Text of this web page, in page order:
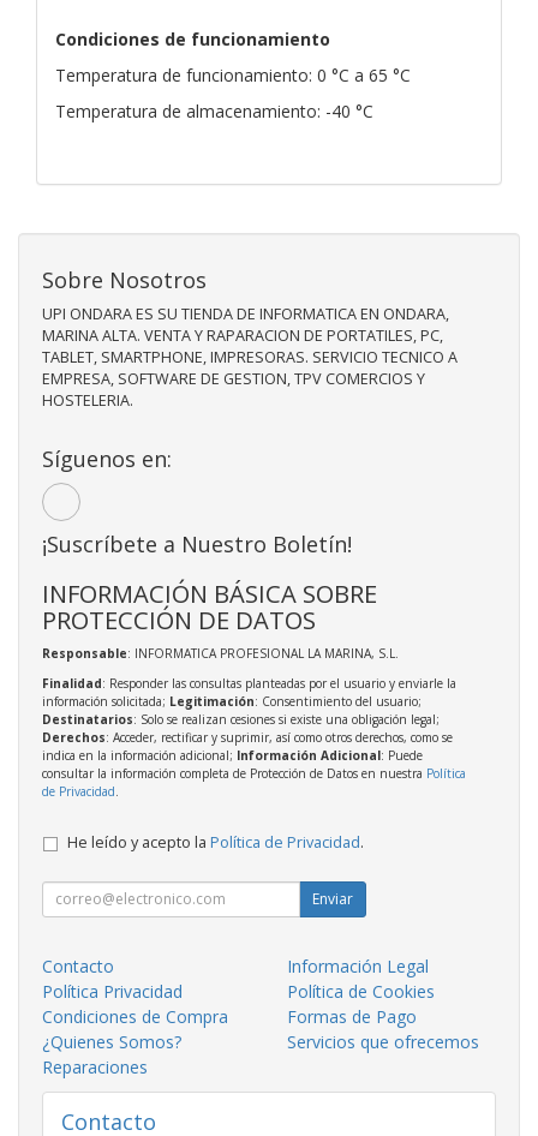
Condiciones de funcionamiento
Temperatura de funcionamiento: 0 °C a 65 °C
Temperatura de almacenamiento: -40 °C
Sobre Nosotros
UPI ONDARA ES SU TIENDA DE INFORMATICA EN ONDARA,
MARINA ALTA. VENTA Y RAPARACION DE PORTATILES, PC,
TABLET, SMARTPHONE, IMPRESORAS. SERVICIO TECNICO A
EMPRESA, SOFTWARE DE GESTION, TPV COMERCIOS Y
HOSTELERIA.
Síguenos en:
¡Suscríbete a Nuestro Boletín!
INFORMACIÓN BÁSICA SOBRE
PROTECCIÓN DE DATOS
Responsable: INFORMATICA PROFESIONAL LA MARINA, S.L.
Finalidad: Responder las consultas planteadas por el usuario y enviarle la
información solicitada; Legitimación: Consentimiento del usuario;
Destinatarios: Solo se realizan cesiones si existe una obligación legal;
Derechos: Acceder, rectificar y suprimir, así como otros derechos, como se
indica en la información adicional; Información Adicional: Puede
consultar la información completa de Protección de Datos en nuestra Política
de Privacidad
He leído y acepto la Política de Privacidad.
Enviar
Contacto
Información Legal
Política Privacidad
Política de Cookies
Condiciones de Compra
Formas de Pago
¿Quienes Somos?
Servicios que ofrecemos
Reparaciones
Contacto